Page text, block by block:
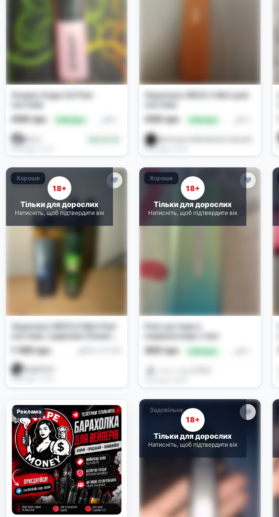
Voopoo Argus G2 Pod-
400 грн 🔥 Вигідно
Сьогодні, 21:14
Vaporesso XROS 3 Mini pod-
450 грн 🔥 Вигідно
Афтичность#antizavet (maxym)
Сьогодні, 21:03
Хороше
18+
Тільки для дорослих
Натисніть, щоб підтвердити вік
Vaporesso XROS 6 Mini Pod-
Beat Grape Techno
1 100 грн
Сьогодні, 17:52
Хороше
18+
Тільки для дорослих
Натисніть, щоб підтвердити вік
Pod-система в
нормальному стані
350 грн 🔥 Вигідно
Реклама Задовільне
18+
Тільки для дорослих
Натисніть, щоб підтвердити вік